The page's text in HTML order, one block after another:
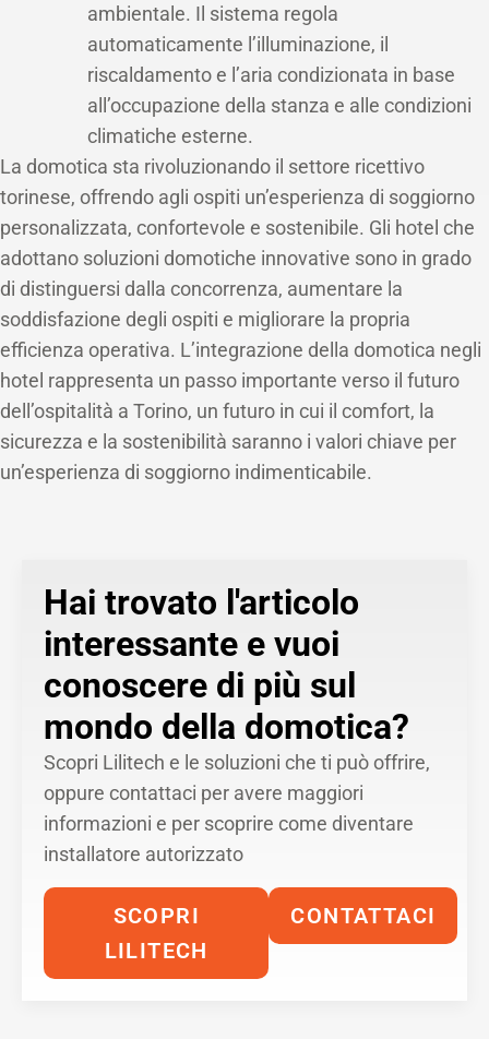
ambientale. Il sistema regola
automaticamente l’illuminazione, il
riscaldamento e l’aria condizionata in base
all’occupazione della stanza e alle condizioni
climatiche esterne.
La domotica sta rivoluzionando il settore ricettivo
torinese, offrendo agli ospiti un’esperienza di soggiorno
personalizzata, confortevole e sostenibile. Gli hotel che
adottano soluzioni domotiche innovative sono in grado
di distinguersi dalla concorrenza, aumentare la
soddisfazione degli ospiti e migliorare la propria
efficienza operativa. L’integrazione della domotica negli
hotel rappresenta un passo importante verso il futuro
dell’ospitalità a Torino, un futuro in cui il comfort, la
sicurezza e la sostenibilità saranno i valori chiave per
un’esperienza di soggiorno indimenticabile.
Hai trovato l'articolo
interessante e vuoi
conoscere di più sul
mondo della domotica?
Scopri Lilitech e le soluzioni che ti può offrire,
oppure contattaci per avere maggiori
informazioni e per scoprire come diventare
installatore autorizzato
SCOPRI
LILITECH
CONTATTACI